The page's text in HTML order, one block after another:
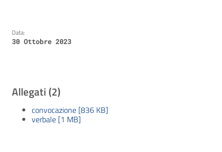
Data:
30 Ottobre 2023
Allegati (2)
convocazione [836 KB]
verbale [1 MB]